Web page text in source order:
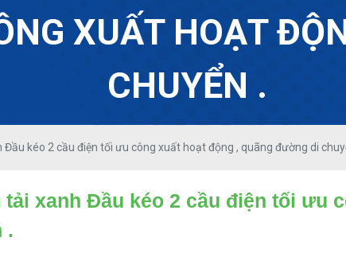
XUẤT HOẠT
CHUYỂN .
kéo 2 cầu điện tối ưu công xuất hoạt động , quãng đường di
xanh Đầu kéo 2 cầu điện tối ưu
.